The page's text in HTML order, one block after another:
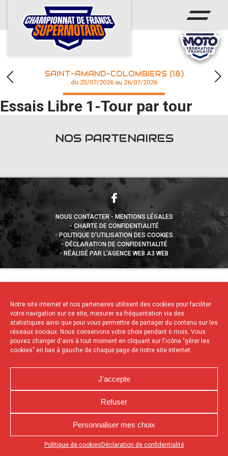
Notre site internet et nos partenaires utilisent des cookies pour faciliter
votre navigation sur ce site, mesurer sa fréquentation via des
statistiques ainsi que pour vous permettre de partager du contenu sur les
réseaux sociaux. Nous conservons votre choix pendant 6 mois. Vous
pouvez changer d'avis à tout moment en cliquant sur l'icône "gérer les
cookies" en bas à gauche de chaque page de notre site internet.
J'accepte
Refuser
Personnaliser mes choix
Politique de cookies Déclaration de confidentialité
Appuyez sur le bouton partager en bas de votre
ACCUEIL
ACTUS
CALENDRIER
CHAMPIONNAT
RÉSULTATS
SAINT-AMAND-COLOMBIERS (18)
du 25/07/2026 au 26/07/2026
Essais Libre 1-Tour par tour
NOS PARTENAIRES
NOUS CONTACTER
MENTIONS LÉGALES
CHARTE DE CONFIDENTIALITÉ
POLITIQUE D’UTILISATION DES COOKIES
DÉCLARATION DE CONFIDENTIALITÉ
RÉALISÉ PAR L’AGENCE WEB A3 WEB